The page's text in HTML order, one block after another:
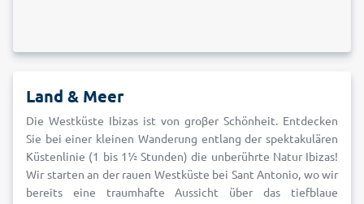
Land & Meer
Die Westküste Ibizas ist von groβer Schönheit. Entdecken
Sie bei einer kleinen Wanderung entlang der spektakulären
Küstenlinie (1 bis 1½ Stunden) die unberührte Natur Ibizas!
Wir starten an der rauen Westküste bei Sant Antonio, wo wir
bereits eine traumhafte Aussicht über das tiefblaue